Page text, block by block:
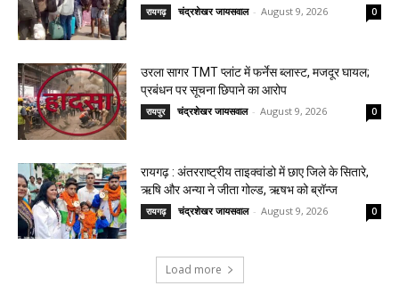
रायगढ़ चंद्रशेखर जायसवाल - August 9, 2026 0
उरला सागर TMT प्लांट में फर्नेस ब्लास्ट, मजदूर घायल;
प्रबंधन पर सूचना छिपाने का आरोप
रायपुर चंद्रशेखर जायसवाल - August 9, 2026 0
रायगढ़ : अंतरराष्ट्रीय ताइक्वांडो में छाए जिले के सितारे,
ऋषि और अन्या ने जीता गोल्ड, ऋषभ को ब्रॉन्ज
रायगढ़ चंद्रशेखर जायसवाल - August 9, 2026 0
Load more